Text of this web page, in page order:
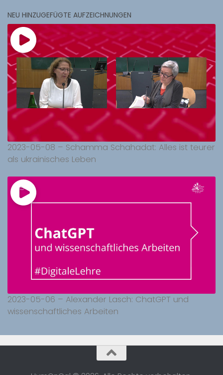
NEU HINZUGEFÜGTE AUFZEICHNUNGEN
2023-05-08 – Schamma Schahadat: Alles ist teurer
als ukrainisches Leben
2023-05-06 – Alexander Lasch: ChatGPT und
wissenschaftliches Arbeiten